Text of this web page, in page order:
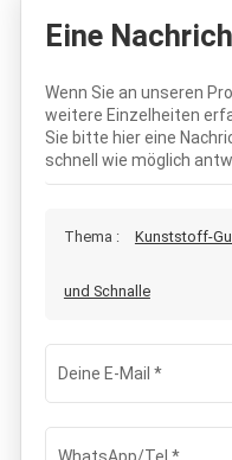
Eine
Wenn Sie an unseren
weitere Einzelheiten
Sie bitte hier eine
schnell wie möglich
Thema : Kunststoff-
und Schnalle